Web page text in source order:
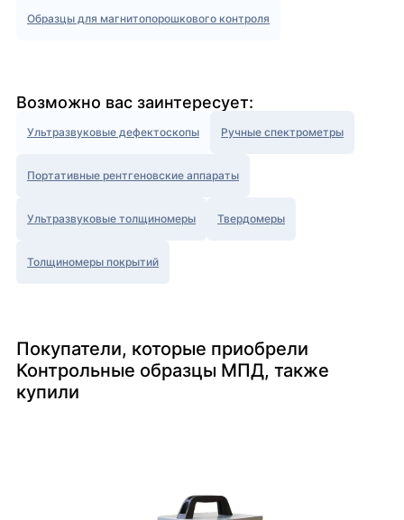
Образцы для магнитопорошкового контроля
Возможно вас заинтересует:
Ультразвуковые дефектоскопы Ручные спектрометры
Портативные рентгеновские аппараты
Ультразвуковые толщиномеры Твердомеры
Толщиномеры покрытий
Покупатели, которые приобрели
Контрольные образцы МПД, также
купили